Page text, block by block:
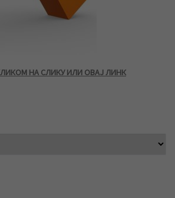
НА СЛИКУ ИЛИ ОВАЈ ЛИНК